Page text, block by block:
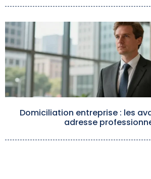
Domiciliation entreprise : les
adresse